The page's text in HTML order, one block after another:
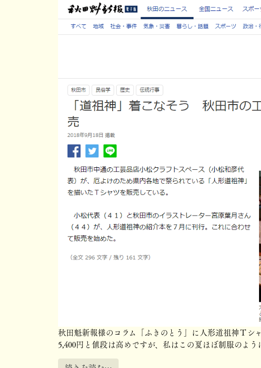
秋田魁新報様のコラム「ふきのとう」に人形道祖神Ｔシ
5,400円と値段は高めですが、私はこの夏ほぼ制服のよ